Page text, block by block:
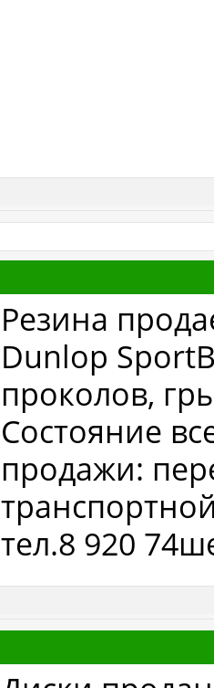
Резина
Dunlop
проколов,
Состояние
продажи:
тел.8 920